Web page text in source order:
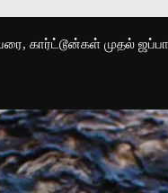
கார்ட்டூன்கள் முதல்